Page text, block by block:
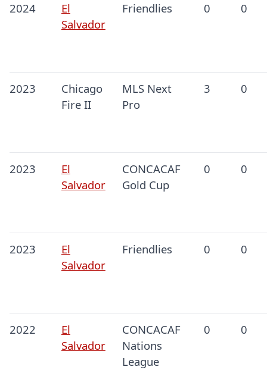
2024
El
Salvador
Friendlies 0 0
2023
Chicago
Fire II
MLS Next
Pro
3 0
2023
El
Salvador
CONCACAF
Gold Cup
0 0
2023
El
Salvador
Friendlies 0 0
2022
El
Salvador
CONCACAF
Nations
League
0 0